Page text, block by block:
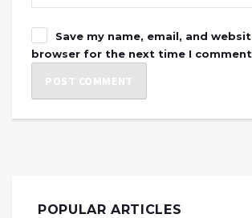
Save my name, email, and
browser for the next time I
POPULAR ARTICLES